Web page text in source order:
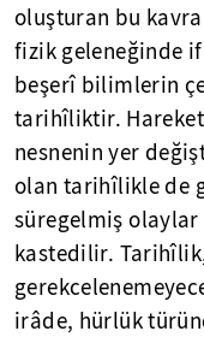
oluşturan bu
fizik geleneğinde
beşerî bilimlerin
tarihîliktir.
nesnenin yer
olan tarihîlikle de
süregelmiş olaylar
kastedilir.
irâde, hürlük